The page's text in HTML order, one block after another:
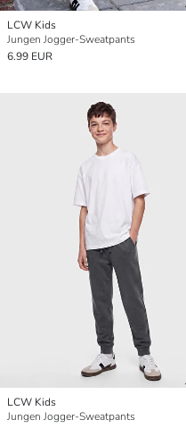
LCW Kids
Jungen Jogger-Sweatpants
6.99 EUR
LCW Kids
Jungen Jogger-Sweatpants